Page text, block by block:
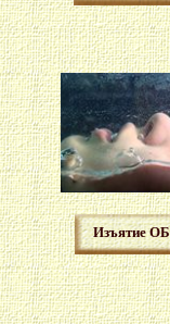
Изъятие